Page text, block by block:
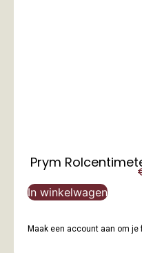
Prym
In winkelwagen
Maak een account aan om je